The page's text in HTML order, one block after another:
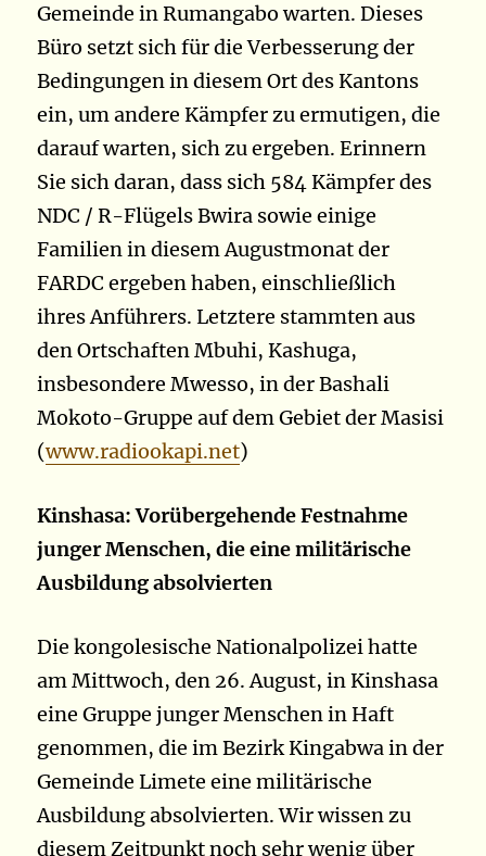
Gemeinde in Rumangabo warten. Dieses
Büro setzt sich für die Verbesserung der
Bedingungen in diesem Ort des Kantons
ein, um andere Kämpfer zu ermutigen, die
darauf warten, sich zu ergeben. Erinnern
Sie sich daran, dass sich 584 Kämpfer des
NDC / R-Flügels Bwira sowie einige
Familien in diesem Augustmonat der
FARDC ergeben haben, einschließlich
ihres Anführers. Letztere stammten aus
den Ortschaften Mbuhi, Kashuga,
insbesondere Mwesso, in der Bashali
Mokoto-Gruppe auf dem Gebiet der Masisi
(www.radiookapi.net)
Kinshasa: Vorübergehende Festnahme
junger Menschen, die eine militärische
Ausbildung absolvierten
Die kongolesische Nationalpolizei hatte
am Mittwoch, den 26. August, in Kinshasa
eine Gruppe junger Menschen in Haft
genommen, die im Bezirk Kingabwa in der
Gemeinde Limete eine militärische
Ausbildung absolvierten. Wir wissen zu
diesem Zeitpunkt noch sehr wenig über